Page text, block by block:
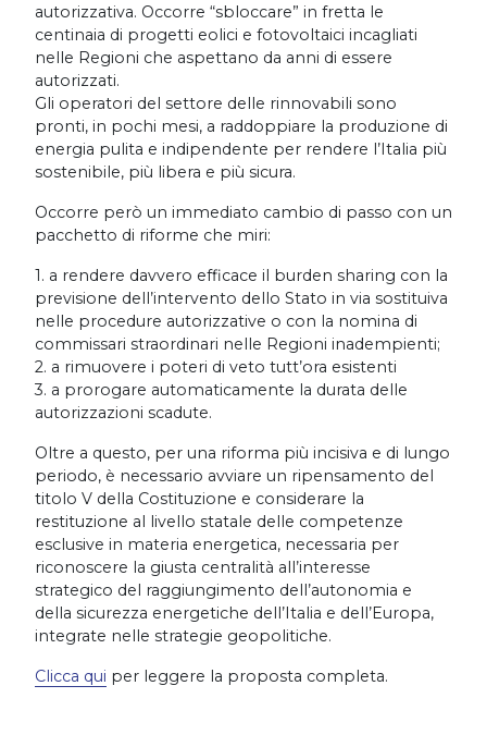
autorizzativa. Occorre “sbloccare” in fretta le
centinaia di progetti eolici e fotovoltaici incagliati
nelle Regioni che aspettano da anni di essere
autorizzati.
Gli operatori del settore delle rinnovabili sono
pronti, in pochi mesi, a raddoppiare la produzione di
energia pulita e indipendente per rendere l’Italia più
sostenibile, più libera e più sicura.
Occorre però un immediato cambio di passo con un
pacchetto di riforme che miri:
1. a rendere davvero efficace il burden sharing con la
previsione dell’intervento dello Stato in via sostituiva
nelle procedure autorizzative o con la nomina di
commissari straordinari nelle Regioni inadempienti;
2. a rimuovere i poteri di veto tutt’ora esistenti
3. a prorogare automaticamente la durata delle
autorizzazioni scadute.
Oltre a questo, per una riforma più incisiva e di lungo
periodo, è necessario avviare un ripensamento del
titolo V della Costituzione e considerare la
restituzione al livello statale delle competenze
esclusive in materia energetica, necessaria per
riconoscere la giusta centralità all’interesse
strategico del raggiungimento dell’autonomia e
della sicurezza energetiche dell’Italia e dell’Europa,
integrate nelle strategie geopolitiche.
Clicca qui per leggere la proposta completa.